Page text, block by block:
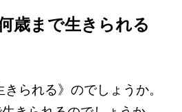
歳まで生きられる
られる》のでしょうか。